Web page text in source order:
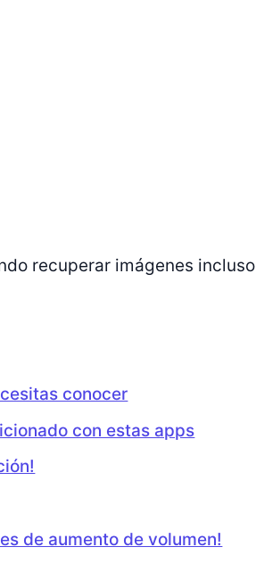
recuperar imágenes incluso
conocer
con estas apps
de aumento de volumen!